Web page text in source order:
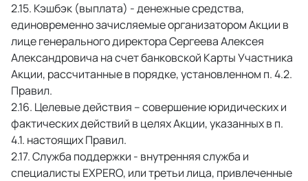
Кэшбэк (выплата) - денежные средства,
единовременно зачисляемые организатором Акции в
лице генерального директора Сергеева Алексея
Александровича на счет банковской Карты Участника
Акции, рассчитанные в порядке, установленном п. 4.2.
Правил.
Целевые действия – совершение юридических и
фактических действий в целях Акции, указанных в п.
4.1. настоящих Правил.
Служба поддержки - внутренняя служба и
специалисты EXPERO, или третьи лица, привлеченные